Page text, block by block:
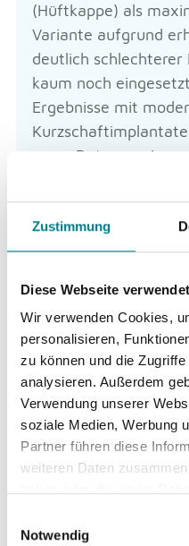
Zustimmung
Diese Webseite
Wir verwenden Cookies,
personalisieren,
zu können und die
analysieren. Außerdem
Verwendung unserer
soziale Medien, Werbung
Partner führen diese
weiteren Daten
Cookies, wenn Sie
Notwendig
(Hüftkappe) als
Variante aufgrund
deutlich
kaum noch
Ergebnisse mit
wenn Daten zur
30 Jahre noch nicht
bisherigen
sehr positiv.
erhöhte
nicht auf. Vorteile
Krafteinleitung auf
langfristiger
vorliegenden
kann. Zusätzlich ist
Größe des
und
möglich.